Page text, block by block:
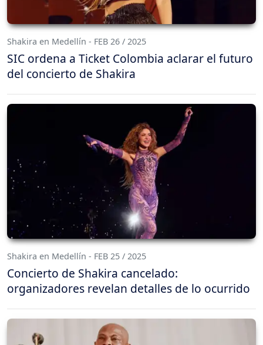
Shakira en Medellín - FEB 26 / 2025
SIC ordena a Ticket Colombia aclarar el futuro
del concierto de Shakira
Shakira en Medellín - FEB 25 / 2025
Concierto de Shakira cancelado:
organizadores revelan detalles de lo ocurrido